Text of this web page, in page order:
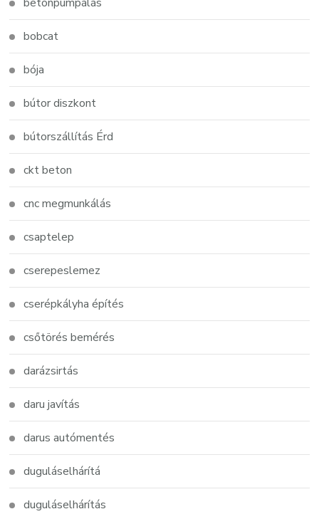
betonpumpálás
bobcat
bója
bútor diszkont
bútorszállítás Érd
ckt beton
cnc megmunkálás
csaptelep
cserepeslemez
cserépkályha építés
csőtörés bemérés
darázsirtás
daru javítás
darus autómentés
duguláselhárítá
duguláselhárítás